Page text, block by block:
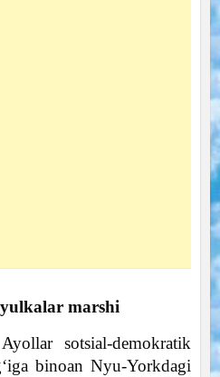
marshi
sotsial-demokratik
binoan Nyu-Yorkdagi